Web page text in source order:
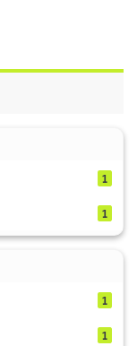
1
1
1
1